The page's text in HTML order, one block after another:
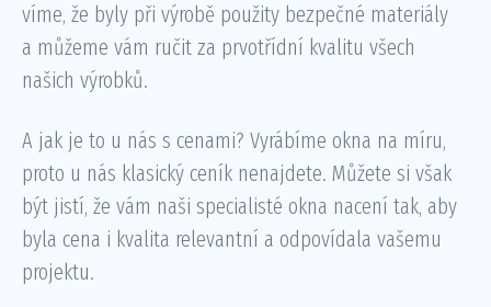
víme, že byly při výrobě použity bezpečné materiály
a můžeme vám ručit za prvotřídní kvalitu všech
našich výrobků.
A jak je to u nás s cenami? Vyrábíme okna na míru,
proto u nás klasický ceník nenajdete. Můžete si však
být jistí, že vám naši specialisté okna nacení tak, aby
byla cena i kvalita relevantní a odpovídala vašemu
projektu.